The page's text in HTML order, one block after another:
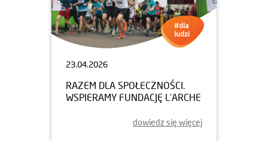
23.04.2026
RAZEM DLA SPOŁECZNOŚCI.
WSPIERAMY FUNDACJĘ L’ARCHE
dowiedz się więcej